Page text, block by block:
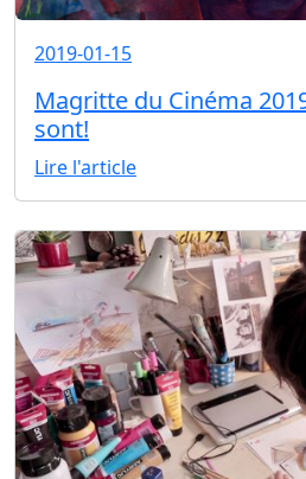
2019-01-15
Magritte du Cinéma
sont!
Lire l'article